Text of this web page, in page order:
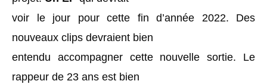
voir le jour pour cette fin d’année 2022. Des
nouveaux clips devraient bien
entendu accompagner cette nouvelle sortie. Le
rappeur de 23 ans est bien